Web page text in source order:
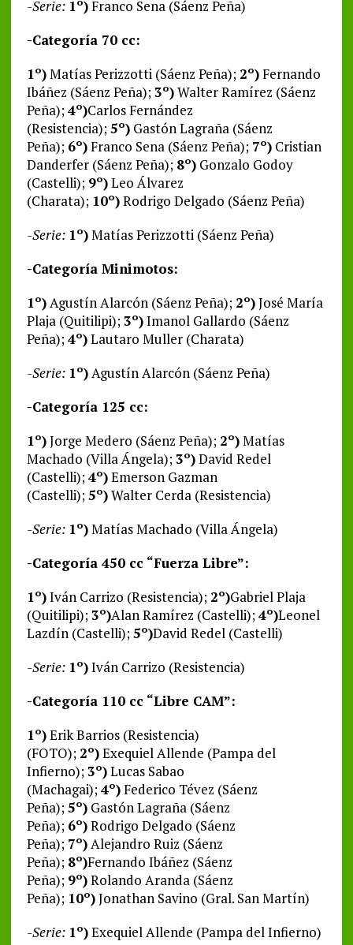
-Serie: 1º)Franco Sena (Sáenz Peña)
-Categoría 70 cc:
1º)Matías Perizzotti (Sáenz Peña); 2º)Fernando
Ibáñez (Sáenz Peña); 3º)Walter Ramírez (Sáenz
Peña); 4º)Carlos Fernández
(Resistencia); 5º)Gastón Lagraña (Sáenz
Peña); 6º)Franco Sena (Sáenz Peña); 7º)Cristian
Danderfer (Sáenz Peña); 8º)Gonzalo Godoy
(Castelli); 9º)Leo Álvarez
(Charata); 10º)Rodrigo Delgado (Sáenz Peña)
-Serie: 1º)Matías Perizzotti (Sáenz Peña)
-Categoría Minimotos:
1º)Agustín Alarcón (Sáenz Peña); 2º)José María
Plaja (Quitilipi); 3º)Imanol Gallardo (Sáenz
Peña); 4º)Lautaro Muller (Charata)
-Serie: 1º)Agustín Alarcón (Sáenz Peña)
-Categoría 125 cc:
1º)Jorge Medero (Sáenz Peña); 2º)Matías
Machado (Villa Ángela); 3º)David Redel
(Castelli); 4º)Emerson Gazman
(Castelli); 5º)Walter Cerda (Resistencia)
-Serie: 1º)Matías Machado (Villa Ángela)
-Categoría 450 cc “Fuerza Libre”:
1º)Iván Carrizo (Resistencia); 2º)Gabriel Plaja
(Quitilipi); 3º)Alan Ramírez (Castelli); 4º)Leonel
Lazdín (Castelli); 5º)David Redel (Castelli)
-Serie: 1º)Iván Carrizo (Resistencia)
-Categoría 110 cc “Libre CAM”:
1º)Erik Barrios (Resistencia)
(FOTO); 2º)Exequiel Allende (Pampa del
Infierno); 3º)Lucas Sabao
(Machagai); 4º)Federico Tévez (Sáenz
Peña); 5º)Gastón Lagraña (Sáenz
Peña); 6º)Rodrigo Delgado (Sáenz
Peña); 7º)Alejandro Ruiz (Sáenz
Peña); 8º)Fernando Ibáñez (Sáenz
Peña); 9º)Rolando Aranda (Sáenz
Peña); 10º)Jonathan Savino (Gral. San Martín)
-Serie: 1º)Exequiel Allende (Pampa del Infierno)